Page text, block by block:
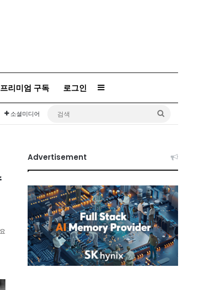
프리미엄 구독 로그인 Sidebar
소셜미디어
Advertisement